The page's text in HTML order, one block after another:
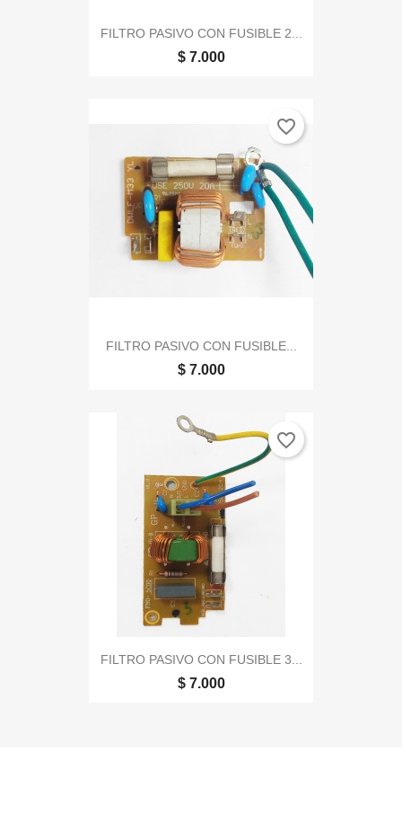
FILTRO PASIVO CON FUSIBLE 2...
$ 7.000
FILTRO PASIVO CON FUSIBLE...
$ 7.000
favorite_border
FILTRO PASIVO CON FUSIBLE 3...
$ 7.000
favorite_border